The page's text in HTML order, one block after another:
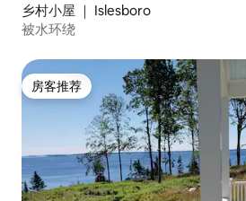
乡村小屋 ｜ Islesboro
被水环绕
房客推荐
房客推荐